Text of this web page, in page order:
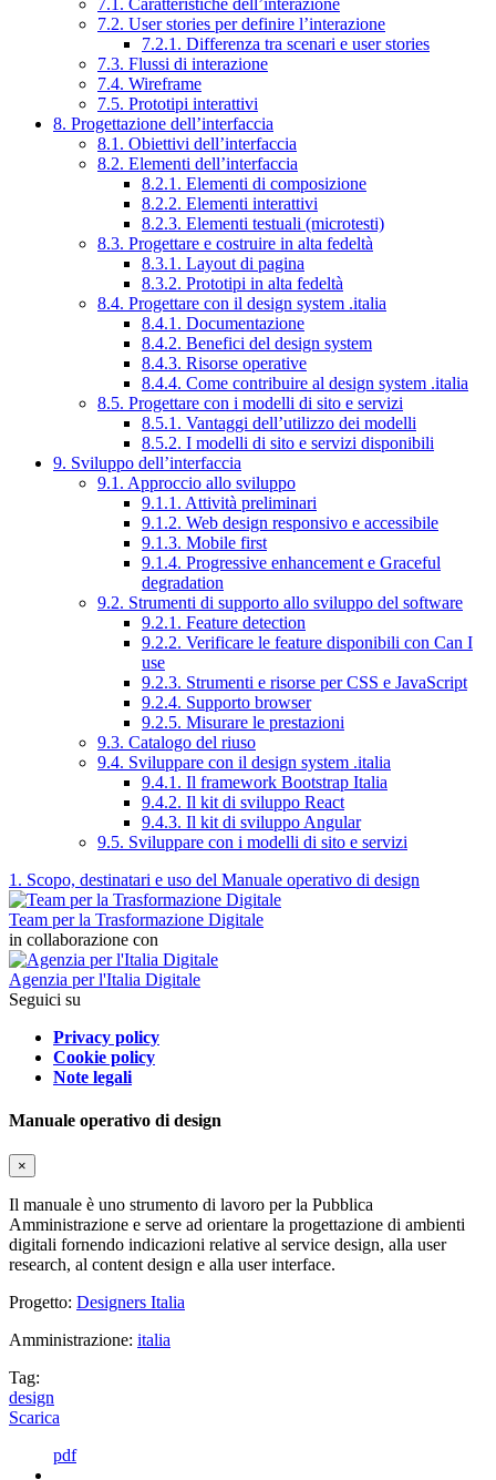
7.2. User stories per definire l’interazione
7.2.1. Differenza tra scenari e user stories
7.3. Flussi di interazione
7.4. Wireframe
7.5. Prototipi interattivi
8. Progettazione dell’interfaccia
8.1. Obiettivi dell’interfaccia
8.2. Elementi dell’interfaccia
8.2.1. Elementi di composizione
8.2.2. Elementi interattivi
8.2.3. Elementi testuali (microtesti)
8.3. Progettare e costruire in alta fedeltà
8.3.1. Layout di pagina
8.3.2. Prototipi in alta fedeltà
8.4. Progettare con il design system .italia
8.4.1. Documentazione
8.4.2. Benefici del design system
8.4.3. Risorse operative
8.4.4. Come contribuire al design system .italia
8.5. Progettare con i modelli di sito e servizi
8.5.1. Vantaggi dell’utilizzo dei modelli
8.5.2. I modelli di sito e servizi disponibili
9. Sviluppo dell’interfaccia
9.1. Approccio allo sviluppo
9.1.1. Attività preliminari
9.1.2. Web design responsivo e accessibile
9.1.3. Mobile first
9.1.4. Progressive enhancement e Graceful
degradation
9.2. Strumenti di supporto allo sviluppo del software
9.2.1. Feature detection
9.2.2. Verificare le feature disponibili con Can I
use
9.2.3. Strumenti e risorse per CSS e JavaScript
9.2.4. Supporto browser
9.2.5. Misurare le prestazioni
9.3. Catalogo del riuso
9.4. Sviluppare con il design system .italia
9.4.1. Il framework Bootstrap Italia
9.4.2. Il kit di sviluppo React
9.4.3. Il kit di sviluppo Angular
9.5. Sviluppare con i modelli di sito e servizi
1. Scopo, destinatari e uso del Manuale operativo di design
Team per la Trasformazione Digitale
in collaborazione con
Agenzia per l'Italia Digitale
Seguici su
Privacy policy
Cookie policy
Note legali
Manuale operativo di design
×
Il manuale è uno strumento di lavoro per la Pubblica
Amministrazione e serve ad orientare la progettazione di ambienti
digitali fornendo indicazioni relative al service design, alla user
research, al content design e alla user interface.
Progetto: Designers Italia
Amministrazione: italia
Tag:
design
Scarica
pdf